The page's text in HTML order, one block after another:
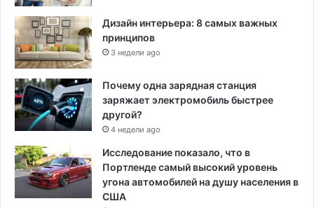
Дизайн интерьера: 8 самых важных
принципов
3 недели ago
Почему одна зарядная станция
заряжает электромобиль быстрее
другой?
4 недели ago
Исследование показало, что в
Портленде самый высокий уровень
угона автомобилей на душу населения в
США